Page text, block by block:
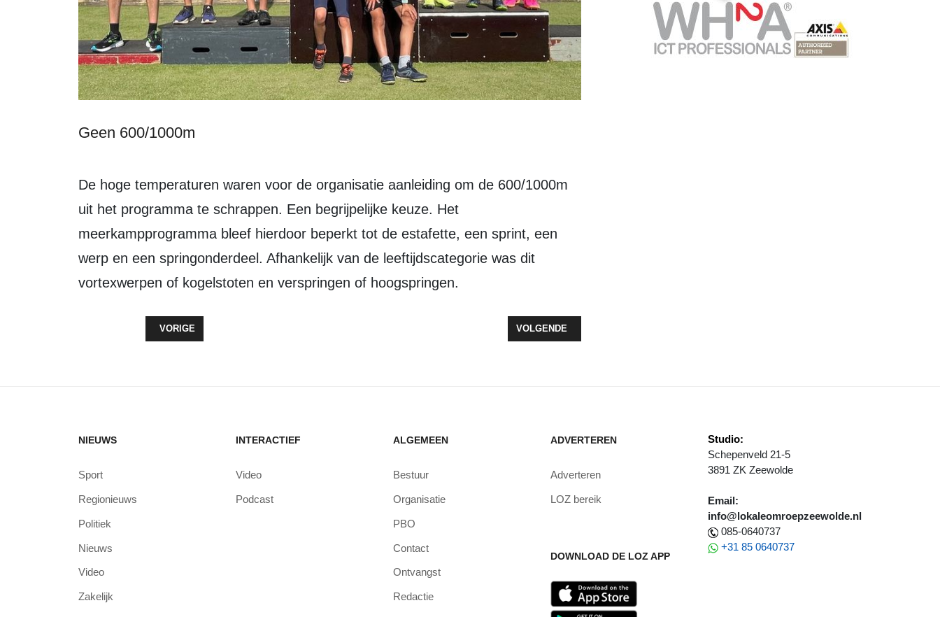
Geen 600/1000m
De hoge temperaturen waren voor de organisatie aanleiding om de 600/1000m
uit het programma te schrappen. Een begrijpelijke keuze. Het
meerkampprogramma bleef hierdoor beperkt tot de estafette, een sprint, een
werp en een springonderdeel. Afhankelijk van de leeftijdscategorie was dit
vortexwerpen of kogelstoten en verspringen of hoogspringen.
VORIG ARTIKEL: WOLDERWIJD/DYZLE BOEKT BELANGRIJKE WINST IN HAARLEM
VORIGE VOLGENDE ARTIKEL: HARDLOPEN? GEWOON DOEN!
VOLGENDE
NIEUWS
Sport
Regionieuws
Politiek
Nieuws
Video
Zakelijk
INTERACTIEF
Video
Podcast
ALGEMEEN
Bestuur
Organisatie
PBO
Contact
Ontvangst
Redactie
ADVERTEREN
Adverteren
LOZ bereik
DOWNLOAD DE LOZ APP
Studio:
Schepenveld 21-5
3891 ZK Zeewolde
Email:
info@lokaleomroepzeewolde.nl
085-0640737
+31 85 0640737